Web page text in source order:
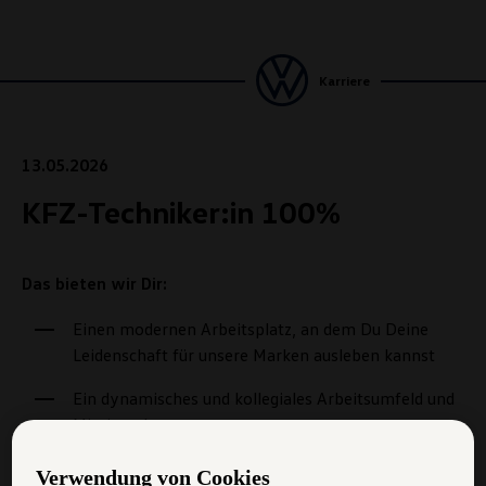
Karriere
13.05.2026
KFZ-Techniker:in 100%
Das bieten wir Dir:
Einen modernen Arbeitsplatz, an dem Du Deine
Leidenschaft für unsere Marken ausleben kannst
Ein dynamisches und kollegiales Arbeitsumfeld und
Miteinander
Profitiere von unseren attraktiven
Verwendung von Cookies